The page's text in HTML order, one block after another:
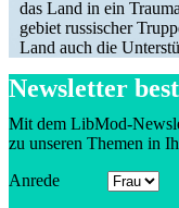
das Land in ein
gebiet russi­scher
Land auch die
Newsletter
Mit dem LibMod-
zu unseren Themen in
Anrede